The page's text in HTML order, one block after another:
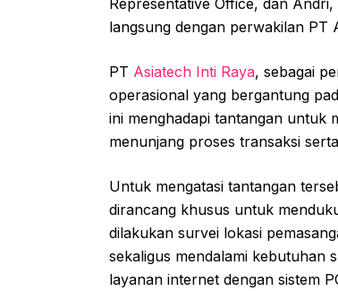
Representative Office, dan
langsung dengan perwakilan PT
PT Asiatech Inti Raya, sebagai
operasional yang bergantung
ini menghadapi tantangan untuk
menunjang proses transaksi
Untuk mengatasi tantangan
dirancang khusus untuk
dilakukan survei lokasi
sekaligus mendalami kebutuhan
layanan internet dengan sistem